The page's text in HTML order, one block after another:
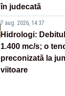
în judecată
7 aug. 2026, 14:37
Hidrologi:
1.400 mc/s; o
preconizată la
viitoare